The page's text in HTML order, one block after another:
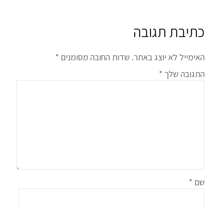
כתיבת תגובה
האימייל לא יוצג באתר. שדות החובה מסומנים *
התגובה שלך *
שם *